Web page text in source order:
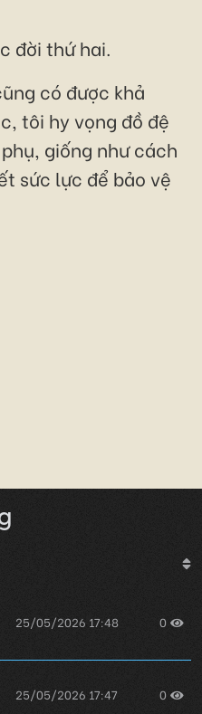
đời thứ hai.
có được khả
tôi hy vọng đồ đệ
giống như cách
sức lực để bảo vệ
25/05/2026 17:48 0
25/05/2026 17:47 0